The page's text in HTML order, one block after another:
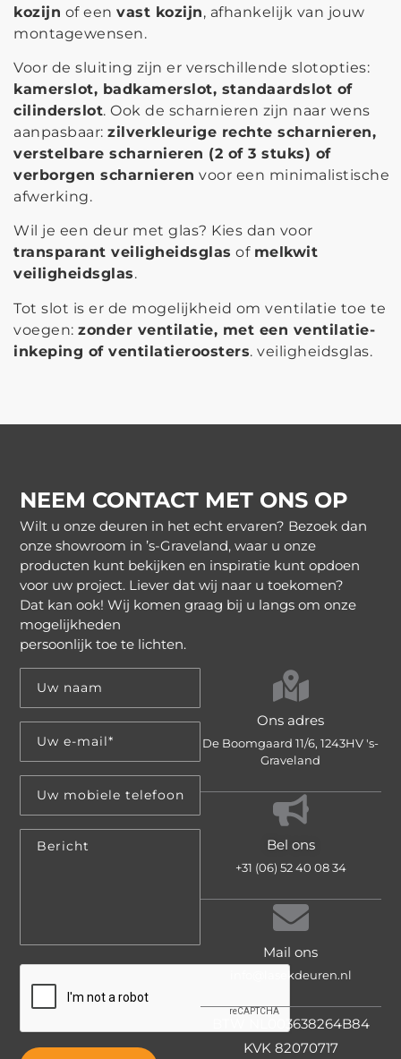
kozijn of een vast kozijn, afhankelijk van jouw
montagewensen.
Voor de sluiting zijn er verschillende slotopties:
kamerslot, badkamerslot, standaardslot of
cilinderslot. Ook de scharnieren zijn naar wens
aanpasbaar: zilverkleurige rechte scharnieren,
verstelbare scharnieren (2 of 3 stuks) of
verborgen scharnieren voor een minimalistische
afwerking.
Wil je een deur met glas? Kies dan voor
transparant veiligheidsglas of melkwit
veiligheidsglas.
Tot slot is er de mogelijkheid om ventilatie toe te
voegen: zonder ventilatie, met een ventilatie-
inkeping of ventilatieroosters. veiligheidsglas.
NEEM CONTACT MET ONS OP
Wilt u onze deuren in het echt ervaren? Bezoek dan
onze showroom in ’s-Graveland, waar u onze
producten kunt bekijken en inspiratie kunt opdoen
voor uw project. Liever dat wij naar u toekomen?
Dat kan ook! Wij komen graag bij u langs om onze
mogelijkheden
persoonlijk toe te lichten.
Ons adres
De Boomgaard 11/6, 1243HV 's-
Graveland
Bel ons
+31 (06) 52 40 08 34
Mail ons
info@lasekdeuren.nl
BTW NL003638264B84
KVK 82070717